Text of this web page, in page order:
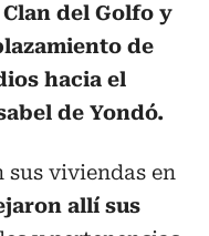
del Golfo y
de
hacia el
de Yondó.
sus viviendas en
allí sus